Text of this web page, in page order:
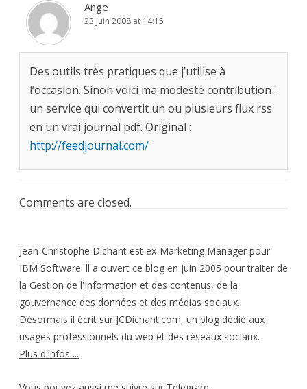
Ange
23 juin 2008 at 14:15
Des outils très pratiques que j’utilise à
l’occasion. Sinon voici ma modeste contribution :
un service qui convertit un ou plusieurs flux rss
en un vrai journal pdf. Original :
http://feedjournal.com/
Comments are closed.
Jean-Christophe Dichant est ex-Marketing Manager pour
IBM Software. ll a ouvert ce blog en juin 2005 pour traiter de
la Gestion de l'Information et des contenus, de la
gouvernance des données et des médias sociaux.
Désormais il écrit sur JCDichant.com, un blog dédié aux
usages professionnels du web et des réseaux sociaux.
Plus d'infos ...